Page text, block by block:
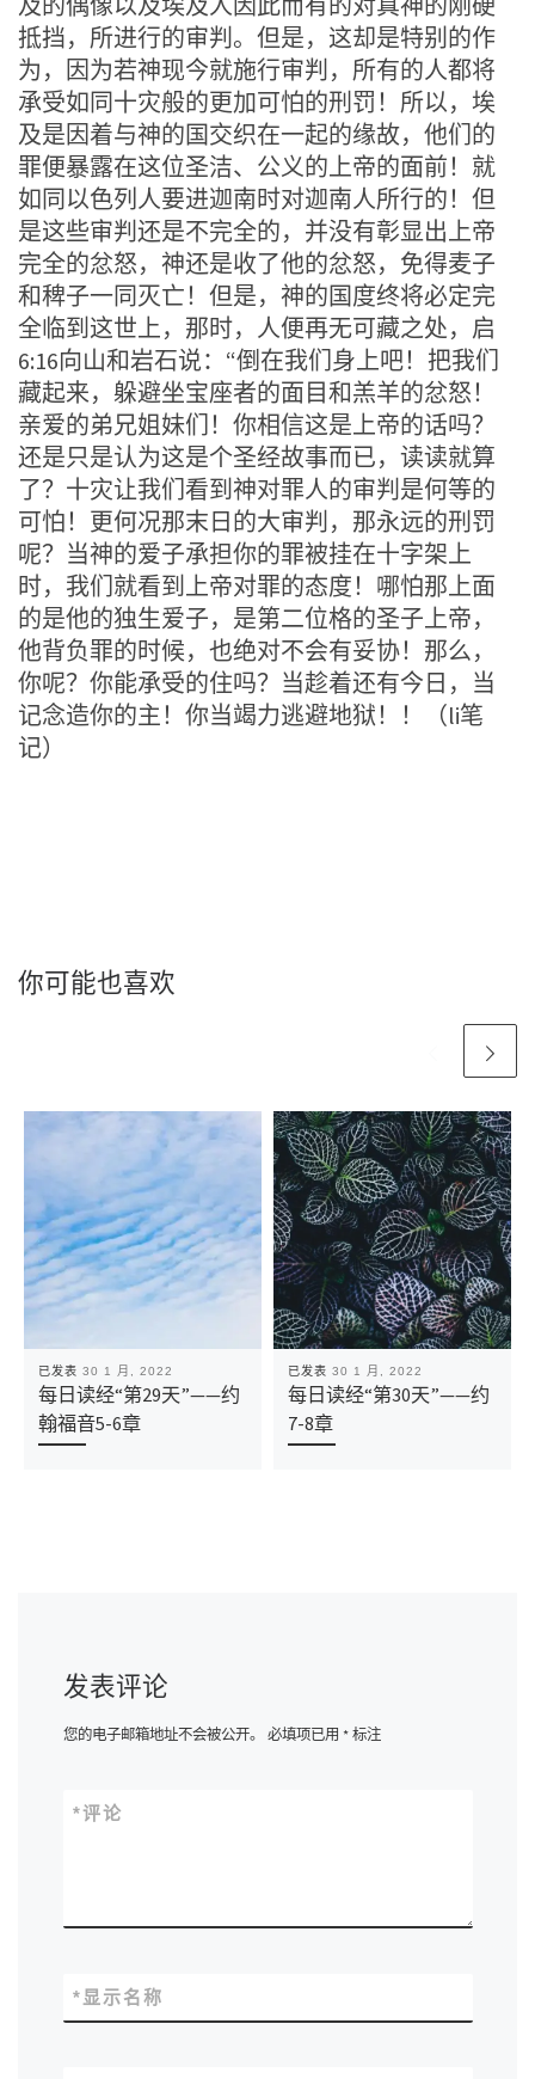
抵挡，所进行的审判。但是，这却是特别的作
为，因为若神现今就施行审判，所有的人都将
承受如同十灾般的更加可怕的刑罚！所以，埃
及是因着与神的国交织在一起的缘故，他们的
罪便暴露在这位圣洁、公义的上帝的面前！就
如同以色列人要进迦南时对迦南人所行的！但
是这些审判还是不完全的，并没有彰显出上帝
完全的忿怒，神还是收了他的忿怒，免得麦子
和稗子一同灭亡！但是，神的国度终将必定完
全临到这世上，那时，人便再无可藏之处，启
6:16向山和岩石说：“倒在我们身上吧！把我们
藏起来，躲避坐宝座者的面目和羔羊的忿怒！
亲爱的弟兄姐妹们！你相信这是上帝的话吗？
还是只是认为这是个圣经故事而已，读读就算
了？十灾让我们看到神对罪人的审判是何等的
可怕！更何况那末日的大审判，那永远的刑罚
呢？当神的爱子承担你的罪被挂在十字架上
时，我们就看到上帝对罪的态度！哪怕那上面
的是他的独生爱子，是第二位格的圣子上帝，
他背负罪的时候，也绝对不会有妥协！那么，
你呢？你能承受的住吗？当趁着还有今日，当
记念造你的主！你当竭力逃避地狱！！（li笔
记）
你可能也喜欢
已发表 30 1 月, 2022
每日读经“第29天”——约
翰福音5-6章
已发表 30 1 月, 2022
每日读经“第30天”——约
7-8章
发表评论
您的电子邮箱地址不会被公开。 必填项已用 *标注
评论
*
显示名称
*